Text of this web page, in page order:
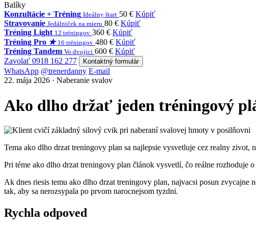
Balíky
Konzultácie + Tréning Ideálny štart 50 € Kúpiť
Stravovanie Jedálniček na mieru 80 € Kúpiť
Tréning Light 12 tréningov 360 € Kúpiť
Tréning Pro ★ 16 tréningov 480 € Kúpiť
Tréning Tandem Vo dvojici 600 € Kúpiť
Zavolať 0918 162 277
Kontaktný formulár
WhatsApp @trenerdanny E-mail
22. mája 2026 · Naberanie svalov
Ako dlho držať jeden tréningový
Tema ako dlho drzat treningovy plan sa najlepsie vysvetluje cez realny zivot,
Pri téme ako dlho drzat treningovy plan článok vysvetlí, čo reálne rozhoduje
Ak dnes riesis temu ako dlho drzat treningovy plan, najvacsi posun
tak, aby sa nerozsypala po prvom narocnejsom tyzdni.
Rychla odpoved